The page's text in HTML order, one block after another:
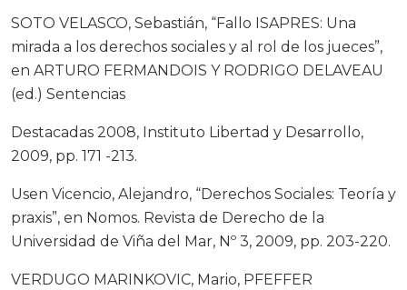
SOTO VELASCO, Sebastián, “Fallo ISAPRES: Una
mirada a los derechos sociales y al rol de los jueces”,
en ARTURO FERMANDOIS Y RODRIGO DELAVEAU
(ed.) Sentencias
Destacadas 2008, Instituto Libertad y Desarrollo,
2009, pp. 171 -213.
Usen Vicencio, Alejandro, “Derechos Sociales: Teoría y
praxis”, en Nomos. Revista de Derecho de la
Universidad de Viña del Mar, Nº 3, 2009, pp. 203-220.
VERDUGO MARINKOVIC, Mario, PFEFFER